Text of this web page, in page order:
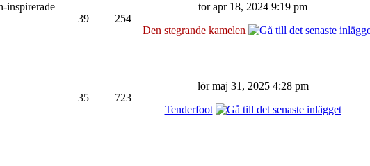
inspirerade
39 254
tor apr 18, 2024 9:19 pm
Den stegrande kamelen
35 723
lör maj 31, 2025 4:28 pm
Tenderfoot